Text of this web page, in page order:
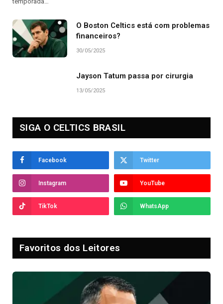
O Boston Celtics está com problemas
financeiros?
30/05/2025
Jayson Tatum passa por cirurgia
13/05/2025
SIGA O CELTICS BRASIL
Facebook Twitter
Instagram YouTube
TikTok WhatsApp
Favoritos dos Leitores